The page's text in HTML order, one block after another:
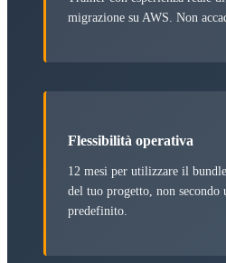
migrazione su AWS. Non
Flessibilità operativa
12 mesi per utilizzare il
del tuo progetto, non secondo
predefinito.